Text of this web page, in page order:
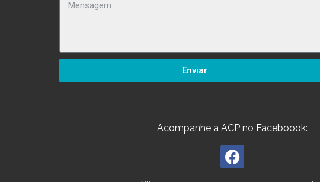
Enviar
Acompanhe a ACP no Faceboook: